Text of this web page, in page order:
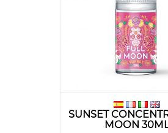
SUNSET
MOON